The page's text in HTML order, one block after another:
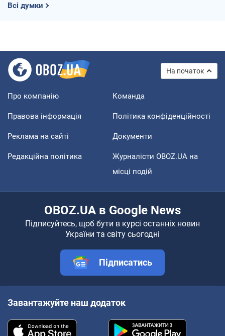
Всі думки
На початок
Про компанію Команда
Правова інформація Політика конфіденційності
Реклама на сайті Документи
Редакційна політика
Журналісти OBOZ.UA на
місці подій
OBOZ.UA в Google News
Підписуйтесь, щоб бути в курсі останніх новин
України та світу сьогодні
Підписатись
Завантажуйте наш додаток